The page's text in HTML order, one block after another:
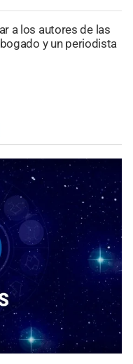
a los autores de las
y un periodista